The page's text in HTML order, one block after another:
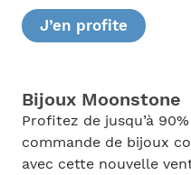
J’en profite
Bijoux Moonstone
Profitez de jusqu’à
commande de bijoux
avec cette nouvelle